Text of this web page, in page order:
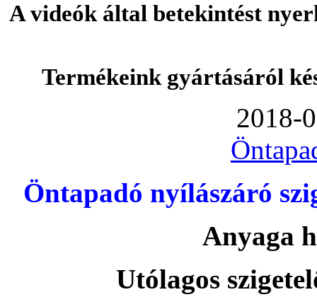
A videók által betekintést
Termékeink gyártásáról
2018-
Öntapadó nyílászáró
Anyaga
Utólagos